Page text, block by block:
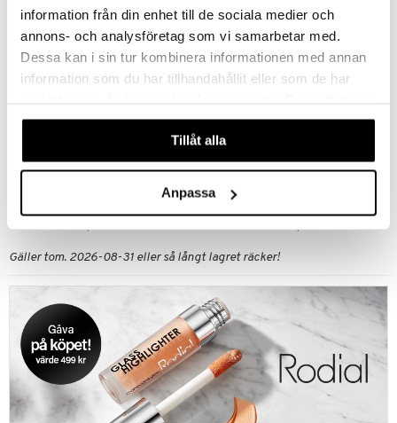
information från din enhet till de sociala medier och
annons- och analysföretag som vi samarbetar med.
Dessa kan i sin tur kombinera informationen med annan
information som du har tillhandahållit eller som de har
våra cookies vid fortsatt användande av vår webbplats.
Tillåt alla
Anpassa
Unika köksredskap till ditt kök!
Nu har vi 20% på allt från Aumi Collection köksredskap!
Gäller tom. 2026-08-31 eller så långt lagret räcker!